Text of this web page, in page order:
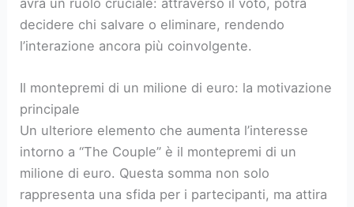
avrà un ruolo cruciale: attraverso il voto, potrà
decidere chi salvare o eliminare, rendendo
l’interazione ancora più coinvolgente.
Il montepremi di un milione di euro: la motivazione
principale
Un ulteriore elemento che aumenta l’interesse
intorno a “The Couple” è il montepremi di un
milione di euro. Questa somma non solo
rappresenta una sfida per i partecipanti, ma attira